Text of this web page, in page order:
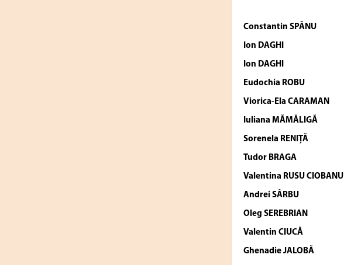
Constantin SPÂNU
Ion DAGHI
Ion DAGHI
Eudochia ROBU
Viorica-Ela CARAMAN
Iuliana MĂMĂLIGĂ
Sorenela RENIŢĂ
Tudor BRAGA
Valentina RUSU CIOBANU
Andrei SÂRBU
Oleg SEREBRIAN
Valentin CIUCĂ
Ghenadie JALOBĂ